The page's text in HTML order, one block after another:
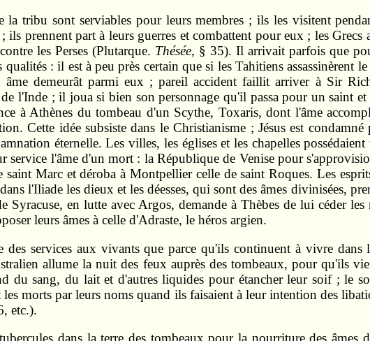
la tribu sont serviables pour leurs membres ; ils les visitent
prennent part à leurs guerres et combattent pour eux ; les
les Perses (Plutarque. Thésée, § 35). Il arrivait parfois que
: il est à peu près certain que si les Tahitiens assassinèrent
demeurât parmi eux ; pareil accident faillit arriver à Sir
l'Inde ; il joua si bien son personnage qu'il passa pour un saint
à Athènes du tombeau d'un Scythe, Toxaris, dont l'âme
Cette idée subsiste dans le Christianisme ; Jésus est
éternelle. Les villes, les églises et les chapelles
l'âme d'un mort : la République de Venise pour
Marc et déroba à Montpellier celle de saint Roques. Les
l'Iliade les dieux et les déesses, qui sont des âmes divinisées,
Syracuse, en lutte avec Argos, demande à Thèbes de lui céder les
leurs âmes à celle d'Adraste, le héros argien.
des services aux vivants que parce qu'ils continuent à vivre
allume la nuit des feux auprès des tombeaux, pour qu'ils
du sang, du lait et d'autres liquides pour étancher leur soif ; le
morts par leurs noms quand ils faisaient à leur intention des
etc.).